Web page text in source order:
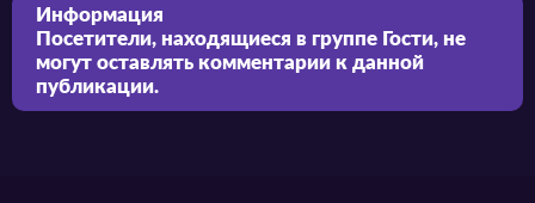
Информация
Посетители, находящиеся в группе Гости, не
могут оставлять комментарии к данной
публикации.